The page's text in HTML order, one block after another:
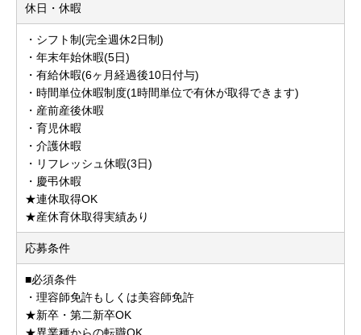
休日・休暇
・シフト制(完全週休2日制)
・年末年始休暇(5日)
・有給休暇(6ヶ月経過後10日付与)
・時間単位休暇制度(1時間単位で有休が取得できます)
・産前産後休暇
・育児休暇
・介護休暇
・リフレッシュ休暇(3日)
・慶弔休暇
★連休取得OK
★産休育休取得実績あり
応募条件
■必須条件
・理容師免許もしくは美容師免許
★新卒・第二新卒OK
★異業種からの転職OK